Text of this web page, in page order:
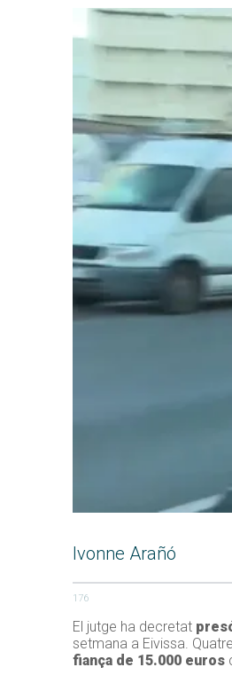
Ivonne Arañó
176
El jutge ha decretat
setmana a Eivissa.
fiança de 15.000 euros